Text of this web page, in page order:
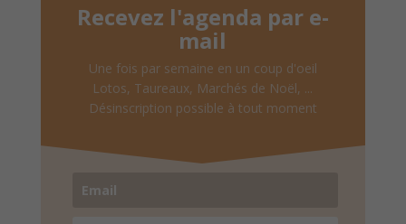
Recevez l'agenda par e-
mail
Une fois par semaine en un coup d'oeil
Lotos, Taureaux, Marchés de Noël, ...
Désinscription possible à tout moment